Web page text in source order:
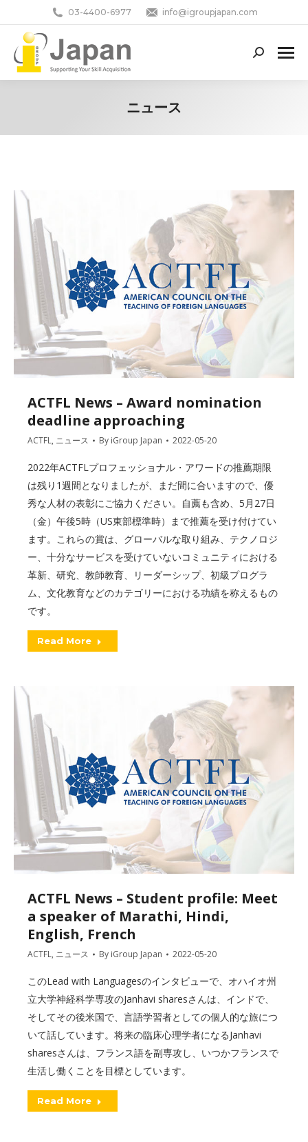
03-4400-6977 info@igroupjapan.com
Search:
ニュース
ACTFL News – Award nomination
deadline approaching
ACTFL, ニュース By iGroup Japan 2022-05-20
2022年ACTFLプロフェッショナル・アワードの推薦期限
は残り1週間となりましたが、まだ間に合いますので、優
秀な人材の表彰にご協力ください。自薦も含め、5月27日
（金）午後5時（US東部標準時）まで推薦を受け付けてい
ます。これらの賞は、グローバルな取り組み、テクノロジ
ー、十分なサービスを受けていないコミュニティにおける
革新、研究、教師教育、リーダーシップ、初級プログラ
ム、文化教育などのカテゴリーにおける功績を称えるもの
です。
Read More
ACTFL News – Student profile: Meet
a speaker of Marathi, Hindi,
English, French
ACTFL, ニュース By iGroup Japan 2022-05-20
このLead with Languagesのインタビューで、オハイオ州
立大学神経科学専攻のJanhavi sharesさんは、インドで、
そしてその後米国で、言語学習者としての個人的な旅につ
いて話しています。将来の臨床心理学者になるJanhavi
sharesさんは、フランス語を副専攻し、いつかフランスで
生活し働くことを目標としています。
Read More